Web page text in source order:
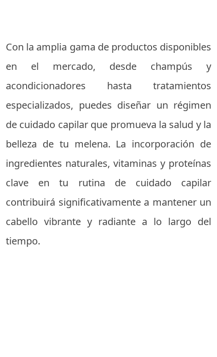
Con la amplia gama de productos disponibles
en el mercado, desde champús y
acondicionadores hasta tratamientos
especializados, puedes diseñar un régimen
de cuidado capilar que promueva la salud y la
belleza de tu melena. La incorporación de
ingredientes naturales, vitaminas y proteínas
clave en tu rutina de cuidado capilar
contribuirá significativamente a mantener un
cabello vibrante y radiante a lo largo del
tiempo.